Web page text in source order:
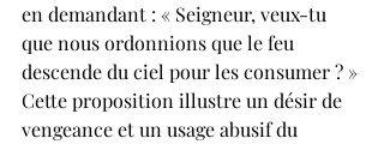
en demandant : « Seigneur, veux-tu
que nous ordonnions que le feu
descende du ciel pour les consumer ? »
Cette proposition illustre un désir de
vengeance et un usage abusif du